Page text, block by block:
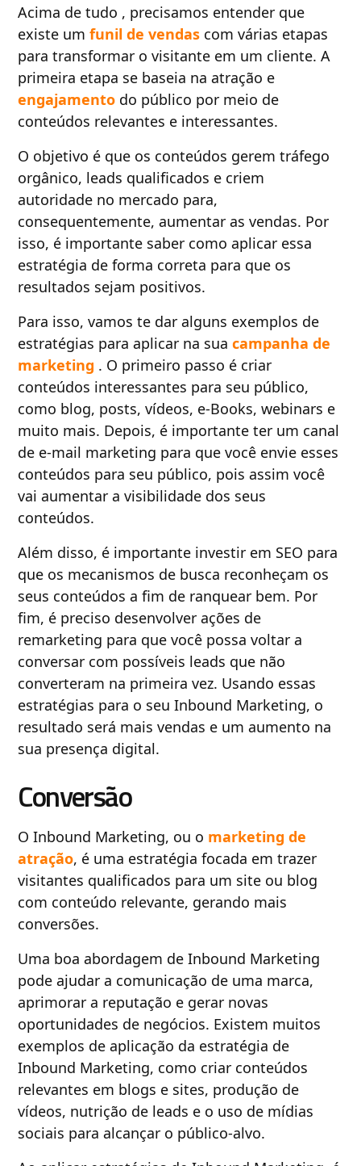
Acima de tudo , precisamos entender que
existe umfunil de vendas com várias etapas
para transformar o visitante em um cliente. A
primeira etapa se baseia na atração e
engajamento do público por meio de
conteúdos relevantes e interessantes.
O objetivo é que os conteúdos gerem tráfego
orgânico, leads qualificados e criem
autoridade no mercado para,
consequentemente, aumentar as vendas. Por
isso, é importante saber como aplicar essa
estratégia de forma correta para que os
resultados sejam positivos.
Para isso, vamos te dar alguns exemplos de
estratégias para aplicar na suacampanha de
marketing . O primeiro passo é criar
conteúdos interessantes para seu público,
como blog, posts, vídeos, e-Books, webinars e
muito mais. Depois, é importante ter um canal
de e-mail marketing para que você envie esses
conteúdos para seu público, pois assim você
vai aumentar a visibilidade dos seus
conteúdos.
Além disso, é importante investir em SEO para
que os mecanismos de busca reconheçam os
seus conteúdos a fim de ranquear bem. Por
fim, é preciso desenvolver ações de
remarketing para que você possa voltar a
conversar com possíveis leads que não
converteram na primeira vez. Usando essas
estratégias para o seu Inbound Marketing, o
resultado será mais vendas e um aumento na
sua presença digital.
Conversão
O Inbound Marketing, ou o marketing de
atração, é uma estratégia focada em trazer
visitantes qualificados para um site ou blog
com conteúdo relevante, gerando mais
conversões.
Uma boa abordagem de Inbound Marketing
pode ajudar a comunicação de uma marca,
aprimorar a reputação e gerar novas
oportunidades de negócios. Existem muitos
exemplos de aplicação da estratégia de
Inbound Marketing, como criar conteúdos
relevantes em blogs e sites, produção de
vídeos, nutrição de leads e o uso de mídias
sociais para alcançar o público-alvo.